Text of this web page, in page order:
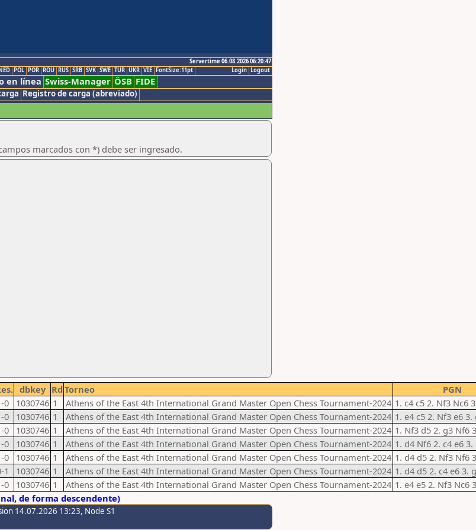
Servertime 06.08.2026 06:20:47
Logout
Login
POL POR ROU RUS SRB SVK SWE TUR UKR VIE FontSize:11pt
en línea Swiss-Manager ÖSB FIDE
Registro de carga (abreviado)
marcados con *) debe ser ingresado.
dbkey Rd Torneo
PGN
0 1030746 1 Athens of the East 4th International Grand Master Open Chess Tournament-2024 1. c4 c5 2. Nf3 Nc6
0 1030746 1 Athens of the East 4th International Grand Master Open Chess Tournament-2024 1. e4 c5 2. Nf3 e6
0 1030746 1 Athens of the East 4th International Grand Master Open Chess Tournament-2024 1. Nf3 d5 2. g3 Nf6
0 1030746 1 Athens of the East 4th International Grand Master Open Chess Tournament-2024 1. d4 Nf6 2. c4 e6
0 1030746 1 Athens of the East 4th International Grand Master Open Chess Tournament-2024 1. d4 d5 2. Nf3 Nf6
1 1030746 1 Athens of the East 4th International Grand Master Open Chess Tournament-2024 1. d4 d5 2. c4 e6 3.
0 1030746 1 Athens of the East 4th International Grand Master Open Chess Tournament-2024 1. e4 e5 2. Nf3 Nc6
de forma descendente)
14.07.2026 13:23, Node S1